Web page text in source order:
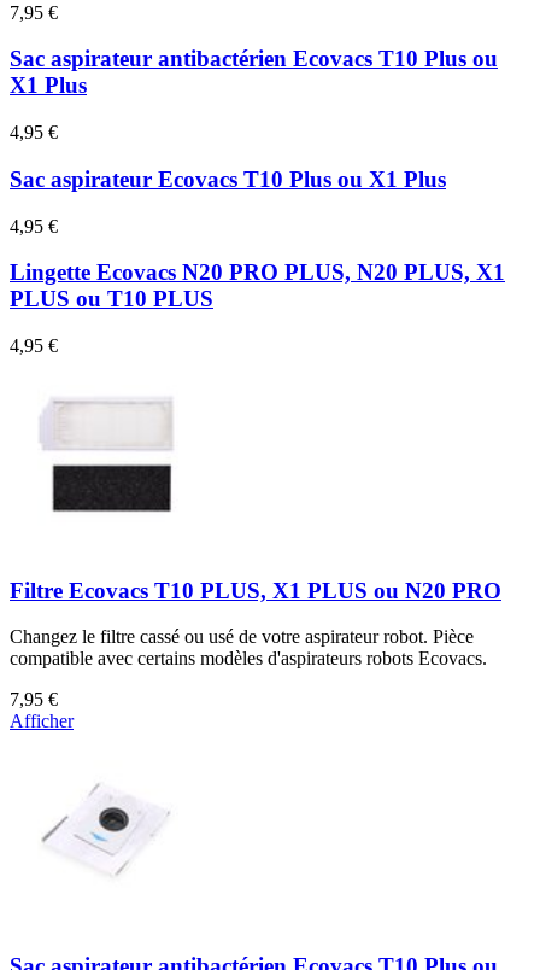
7,95 €
Sac aspirateur antibactérien Ecovacs T10 Plus ou
X1 Plus
4,95 €
Sac aspirateur Ecovacs T10 Plus ou X1 Plus
4,95 €
Lingette Ecovacs N20 PRO PLUS, N20 PLUS, X1
PLUS ou T10 PLUS
4,95 €
Filtre Ecovacs T10 PLUS, X1 PLUS ou N20 PRO
Changez le filtre cassé ou usé de votre aspirateur robot. Pièce
compatible avec certains modèles d'aspirateurs robots Ecovacs.
7,95 €
Afficher